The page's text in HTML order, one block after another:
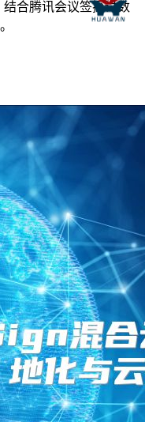
结合腾讯会议签探讨数